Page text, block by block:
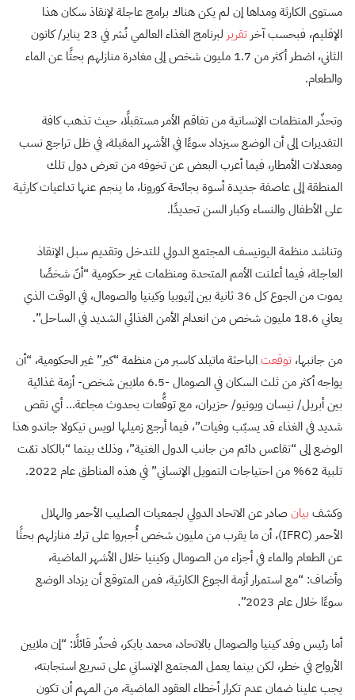
مستوى الكارثة ومداها إن لم يكن هناك برامج عاجلة لإنقاذ سكان هذا
الإقليم، فبحسب آخر تقرير
لبرنامج الغذاء العالمي نُشر في 23 يناير/ كانون
الثاني، اضطر أكثر من 1.7 مليون شخص إلى مغادرة منازلهم بحثًا عن الماء
والطعام.
وتحذّر المنظمات الإنسانية من تفاقم الأمر مستقبلًا، حيث تذهب كافة
التقديرات إلى أن الوضع سيزداد سوءًا في الأشهر المقبلة، في ظل تراجع نسب
ومعدلات الأمطار، فيما أعرب البعض عن تخوفه من تعرض دول تلك
المنطقة إلى عاصفة جديدة أسوة بجائحة كورونا، ما ينجم عنها تداعيات كارثية
على الأطفال والنساء وكبار السن تحديدًا.
وتناشد منظمة اليونيسف المجتمع الدولي للتدخل وتقديم سبل الإنقاذ
العاجلة، فيما أعلنت الأمم المتحدة ومنظمات غير حكومية “أنّ شخصًا
يموت من الجوع كل 36 ثانية بين إثيوبيا وكينيا والصومال، في الوقت الذي
يعاني 18.6 مليون شخص من انعدام الأمن الغذائي الشديد في الساحل”.
من جانبها، توقعتالباحثة ماتيلد كاسبر من منظمة “كير” غير الحكومية، “أن
يواجه أكثر من ثلث السكان في الصومال -6.5 ملايين شخص- أزمة غذائية
بين أبريل/ نيسان ويونيو/ حزيران، مع توقُّعات بحدوث مجاعة… أي نقص
شديد في الغذاء قد يسبّب وفيات”، فيما أرجع زميلها لويس نيكولا جاندو هذا
الوضع إلى “تقاعس دائم من جانب الدول الغنية”، وذلك بينما “بالكاد تمّت
تلبية 62% من احتياجات التمويل الإنساني” في هذه المناطق عام 2022.
وكشف بيان صادر عن الاتحاد الدولي لجمعيات الصليب الأحمر والهلال
الأحمر (IFRC)، أن ما يقرب من مليون شخص أُجبروا على ترك منازلهم بحثًا
عن الطعام والماء في أجزاء من الصومال وكينيا خلال الأشهر الماضية،
وأضاف: “مع استمرار أزمة الجوع الكارثية، فمن المتوقع أن يزداد الوضع
سوءًا خلال عام 2023”.
أما رئيس وفد كينيا والصومال بالاتحاد، محمد بابكر، فحذّر قائلًا: “إن ملايين
الأرواح في خطر، لكن بينما يعمل المجتمع الإنساني على تسريع استجابته،
يجب علينا ضمان عدم تكرار أخطاء العقود الماضية، من المهم أن تكون